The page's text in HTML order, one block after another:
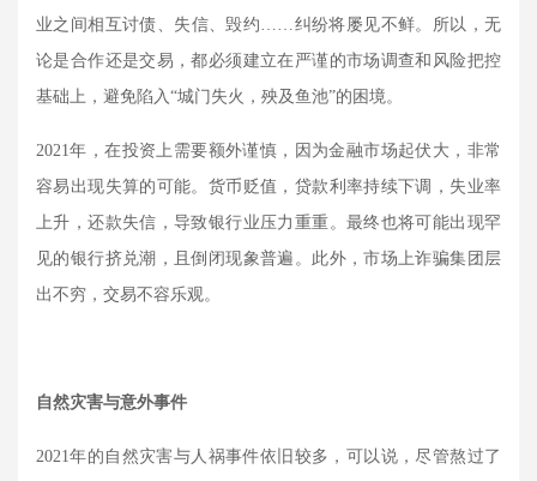
业之间相互讨债、失信、毁约……纠纷将屡见不鲜。所以，无
论是合作还是交易，都必须建立在严谨的市场调查和风险把控
基础上，避免陷入“城门失火，殃及鱼池”的困境。
2021年，在投资上需要额外谨慎，因为金融市场起伏大，非常
容易出现失算的可能。货币贬值，贷款利率持续下调，失业率
上升，还款失信，导致银行业压力重重。最终也将可能出现罕
见的银行挤兑潮，且倒闭现象普遍。此外，市场上诈骗集团层
出不穷，交易不容乐观。
自然灾害与意外事件
2021年的自然灾害与人祸事件依旧较多，可以说，尽管熬过了